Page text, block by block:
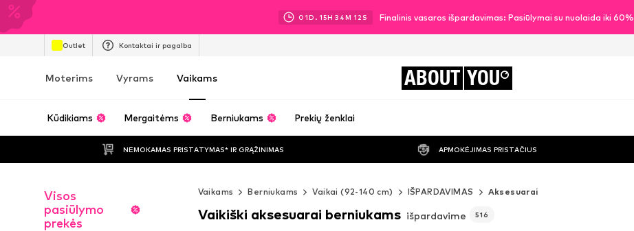
01D. 15H 34M 11 S Finalinis vasaros išpardavimas: Pasiūlymai su nuolaida iki 60%
Outlet Kontaktai ir pagalba
Moterims Vyrams Vaikams ABOUT YOU
Kūdikiams Mergaitėms Berniukams Prekių ženklai
NEMOKAMAS PRISTATYMAS* IR GRĄŽINIMAS APMOKĖJIMAS PRISTAČIUS
Visos
pasiūlymo
prekės
Vaikams Berniukams Vaikai (92-140 cm) IŠPARDAVIMAS Aksesuarai
Vaikiški aksesuarai berniukams išpardavime 516